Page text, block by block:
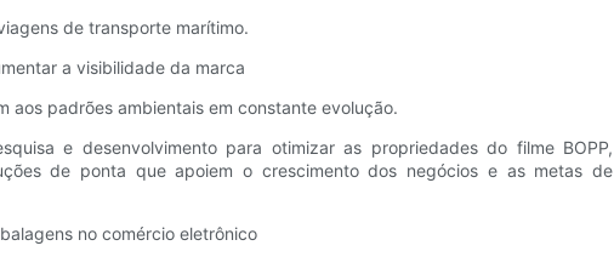
de transporte marítimo.
a visibilidade da marca
aos padrões ambientais em constante evolução.
e desenvolvimento para otimizar as propriedades do filme BOPP,
de ponta que apoiem o crescimento dos negócios e as metas de
no comércio eletrônico